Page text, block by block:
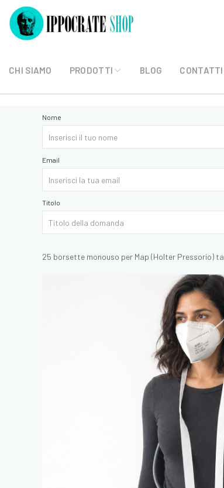
CHI SIAMO PRODOTTI BLOG CONTATTI
Nome
Email
Titolo
25 borsette monouso per Map (Holter Pressorio)